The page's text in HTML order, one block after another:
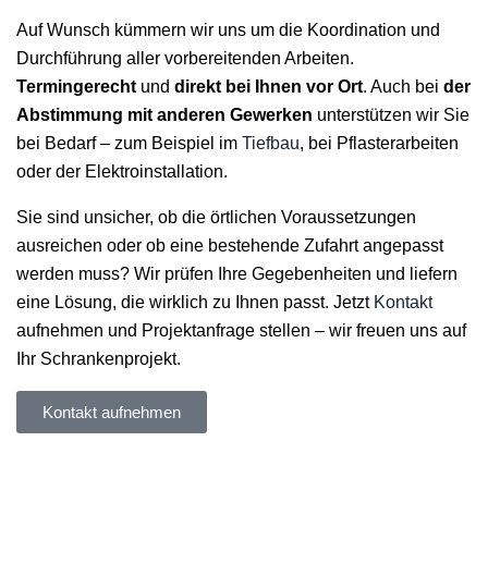
Auf Wunsch kümmern wir uns um die Koordination und
Durchführung aller vorbereitenden Arbeiten.
Termingerecht und direkt bei Ihnen vor Ort. Auch bei der
Abstimmung mit anderen Gewerken unterstützen wir Sie
bei Bedarf – zum Beispiel im Tiefbau, bei Pflasterarbeiten
oder der Elektroinstallation.
Sie sind unsicher, ob die örtlichen Voraussetzungen
ausreichen oder ob eine bestehende Zufahrt angepasst
werden muss? Wir prüfen Ihre Gegebenheiten und liefern
eine Lösung, die wirklich zu Ihnen passt. Jetzt Kontakt
aufnehmen und Projektanfrage stellen – wir freuen uns auf
Ihr Schrankenprojekt.
Kontakt aufnehmen